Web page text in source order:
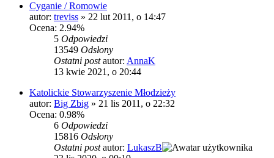
Cyganie / Romowie
autor: treviss » 22 lut 2011, o 14:47
Ocena: 2.94%
5 Odpowiedzi
13549 Odsłony
Ostatni postautor: AnnaK
13 kwie 2021, o 20:44
Katolickie Stowarzyszenie Młodzieży
autor: Big Zbig » 21 lis 2011, o 22:32
Ocena: 0.98%
6 Odpowiedzi
15816 Odsłony
Ostatni postautor: LukaszB